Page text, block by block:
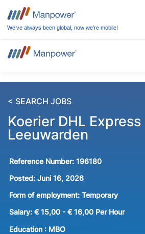
We’ve always been global, now we’re mobile!
< SEARCH JOBS
Koerier DHL Express
Leeuwarden
Reference Number: 196180
Posted: Juni 16, 2026
Form of employment: Temporary
Salary: € 15,00 - € 16,00 Per Hour
Education : MBO